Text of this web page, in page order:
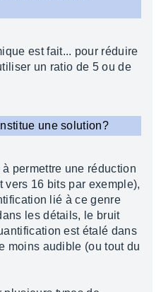
est fait... pour réduire
un ratio de 5 ou de
une solution?
permettre une réduction
16 bits par exemple),
lié à ce genre
les détails, le bruit
est étalé dans
moins audible (ou tout du